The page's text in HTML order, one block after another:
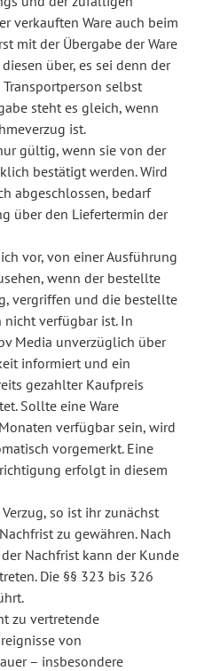
verkauften Ware auch beim
mit der Übergabe der Ware
über, es sei denn der
selbst
steht es gleich, wenn
ist.
gültig, wenn sie von der
bestätigt werden. Wird
abgeschlossen, bedarf
über den Liefertermin der
vor, von einer Ausführung
wenn der bestellte
vergriffen und die bestellte
nicht verfügbar ist. In
Media unverzüglich über
informiert und ein
gezahlter Kaufpreis
Sollte eine Ware
verfügbar sein, wird
vorgemerkt. Eine
erfolgt in diesem
so ist ihr zunächst
zu gewähren. Nach
Nachfrist kann der Kunde
Die §§ 323 bis 326
zu vertretende
von
– insbesondere